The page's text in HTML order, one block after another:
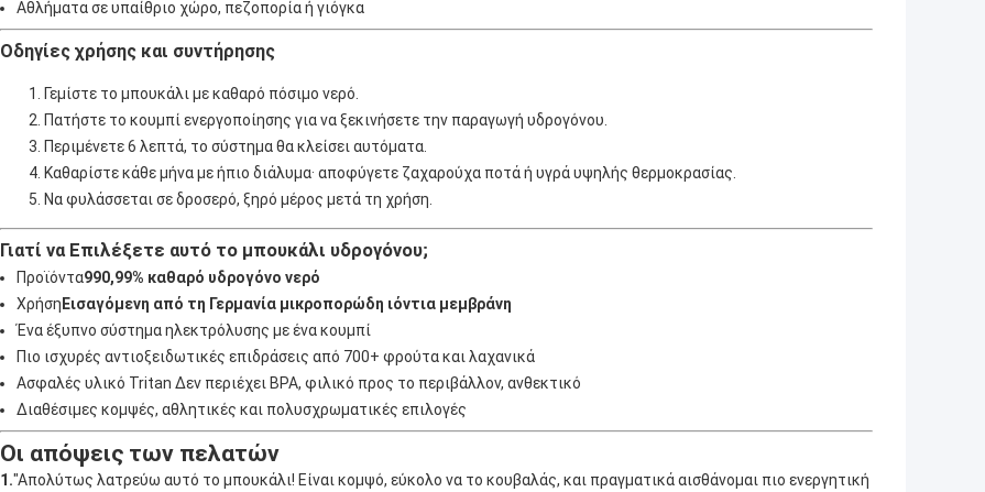
Αθλήματα σε υπαίθριο χώρο, πεζοπορία ή γιόγκα
Οδηγίες χρήσης και συντήρησης
Γεμίστε το μπουκάλι με καθαρό πόσιμο νερό.
Πατήστε το κουμπί ενεργοποίησης για να ξεκινήσετε την παραγωγή υδρογόνου.
Περιμένετε 6 λεπτά, το σύστημα θα κλείσει αυτόματα.
Καθαρίστε κάθε μήνα με ήπιο διάλυμα· αποφύγετε ζαχαρούχα ποτά ή υγρά υψηλής θερμοκρασίας.
Να φυλάσσεται σε δροσερό, ξηρό μέρος μετά τη χρήση.
Γιατί να Επιλέξετε αυτό το μπουκάλι υδρογόνου;
Προϊόντα990,99% καθαρό υδρογόνο νερό
Χρήση Εισαγόμενη από τη Γερμανία μικροπορώδη ιόντια μεμβράνη
Ένα έξυπνο σύστημα ηλεκτρόλυσης με ένα κουμπί
Πιο ισχυρές αντιοξειδωτικές επιδράσεις από 700+ φρούτα και λαχανικά
Ασφαλές υλικό Tritan ∆εν περιέχει BPA, φιλικό προς το περιβάλλον, ανθεκτικό
Διαθέσιμες κομψές, αθλητικές και πολυσχρωματικές επιλογές
Οι απόψεις των πελατών
1."Απολύτως λατρεύω αυτό το μπουκάλι! Είναι κομψό, εύκολο να το κουβαλάς, και πραγματικά αισθάνομαι πιο ενεργητική